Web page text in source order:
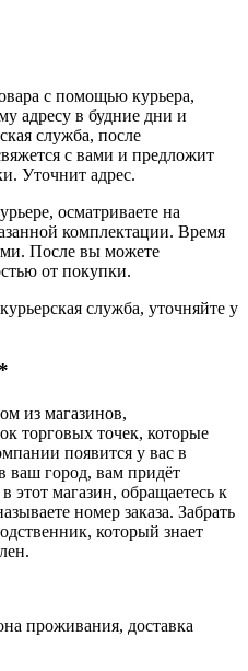
с помощью курьера,
адресу в будние дни и
служба, после
с вами и предложит
Уточнит адрес.
осматриваете на
комплектации. Время
После вы можете
от покупки.
служба, уточняйте у
из магазинов,
торговых точек, которые
появится у вас в
ваш город, вам придёт
этот магазин, обращаетесь к
номер заказа. Забрать
который знает
проживания, доставка